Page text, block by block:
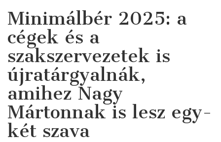
Minimálbér 2025: a
cégek és a
szakszervezetek is
újratárgyalnák,
amihez Nagy
Mártonnak is lesz egy-
két szava